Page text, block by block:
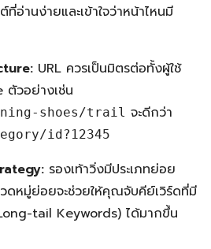
อ่านง่ายและเข้าใจว่าหน้าไหนมี
URL ควรเป็นมิตรต่อทั้งผู้ใช้
ตัวอย่างเช่น
shoes/trail จะดีกว่า
id?12345
รองเท้าวิ่งมีประเภทย่อย
ดหมู่ย่อยจะช่วยให้คุณจับคีย์เวิร์ดที่มี
tail Keywords) ได้มากขึ้น